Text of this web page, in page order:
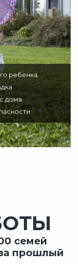
ребенка
дома
семей
прошлый